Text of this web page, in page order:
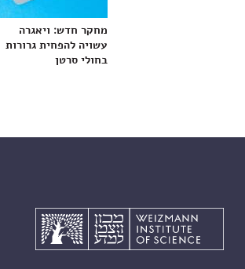
מחקר חדש: ויאגרה
עשויה להפחית גרורות
בחולי סרטן